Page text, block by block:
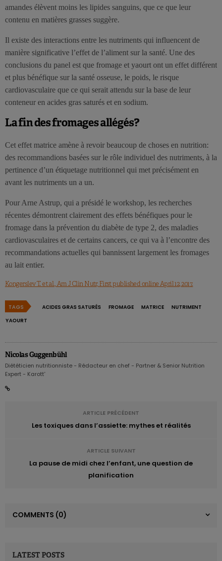
amandes élèvent moins les lipides sanguins, que ce que leur
contenu en matières grasses suggère.
Il existe des interactions entre les nutriments qui influencent de
manière significative l’effet de l’aliment sur la santé. Une des
conclusions du panel est que fromage et yaourt ont un effet différent
et plus bénéfique sur la santé osseuse, le poids, le risque
cardiovasculaire que ce qui serait attendu sur la base de leur
conteneur en acides gras saturés et en sodium.
La fin des fromages allégés?
Cet effet matrice amène à revoir beaucoup de choses en nutrition:
des recommandions basées sur le rôle individuel des nutriments, à la
pertinence d’un étiquetage nutritionnel qui met précisément en
avant les nutriments un a un.
Pour Arne Astrup, qui a présidé le workshop, les recherches
récentes démontrent clairement des effets bénéfiques pour le
fromage dans la prévention du diabète de type 2, des maladies
cardiovasculaires et de certains cancers, ce qui va à l’encontre des
recommandations actuelles qui bannissent largement les fromages
au lait entier.
Kongerslev T. et al., Am J Clin Nutr, First published online April 12, 2017.
TAGS ACIDES GRAS SATURÉS FROMAGE MATRICE
NUTRIMENT
YAOURT
Nicolas Guggenbühl
Diététicien nutritionniste - Rédacteur en chef - Partner & Senior Nutrition
Expert - Karott'
ARTICLE PRÉCÉDENT
Les toxiques dans l’assiette: mythes et réalités
ARTICLE SUIVANT
La pause de midi chez l’enfant, une question de
planification
COMMENTS (0)
LATEST POSTS